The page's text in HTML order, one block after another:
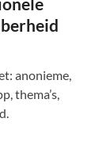
anonieme,
thema’s,